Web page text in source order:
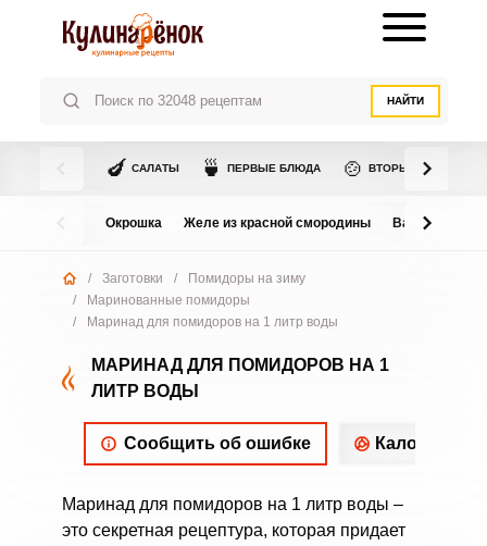
НАЙТИ
🍆 САЛАТЫ 🍵 ПЕРВЫЕ БЛЮДА 🍲 ВТОРЫЕ БЛЮДА
Окрошка Желе из красной смородины Варенье из
/ Заготовки /
Помидоры на зиму
/
Маринованные помидоры
/
Маринад для помидоров на 1 литр воды
МАРИНАД ДЛЯ ПОМИДОРОВ НА 1
ЛИТР ВОДЫ
Сообщить об ошибке
Маринад для помидоров на 1 литр воды –
это секретная рецептура, которая придает